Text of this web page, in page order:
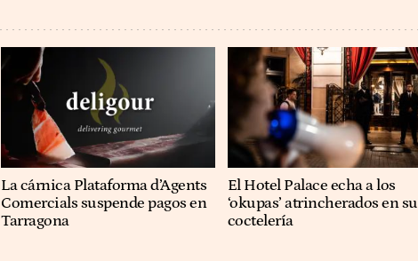
La cárnica Plataforma d’Agents
Comercials suspende pagos en
Tarragona
El Hotel Palace echa a los
‘okupas’ atrincherados en su
coctelería